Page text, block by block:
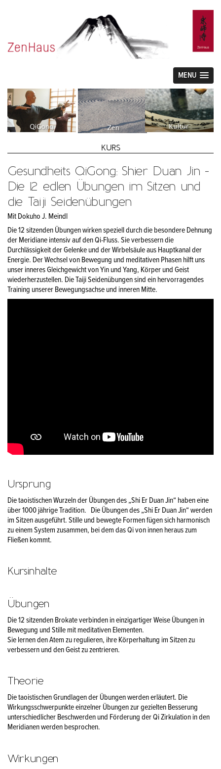
MENU
KURS
Gesundheits QiGong: Shier Duan Jin -
Die 12 edlen Übungen im Sitzen und
die Taiji Seidenübungen
Mit Dokuho J. Meindl
Die 12 sitzenden Übungen wirken speziell durch die besondere Dehnung
der Meridiane intensiv auf den Qi-Fluss. Sie verbessern die
Durchlässigkeit der Gelenke und der Wirbelsäule aus Hauptkanal der
Energie. Der Wechsel von Bewegung und meditativen Phasen hilft uns
unser inneres Gleichgewicht von Yin und Yang, Körper und Geist
wiederherzustellen. Die Taiji Seidenübungen sind ein hervorragendes
Training unserer Bewegungsachse und inneren Mitte.
Ursprung
Die taoistischen Wurzeln der Übungen des „Shi Er Duan Jin“ haben eine
über 1000 jährige Tradition. Die Übungen des „Shi Er Duan Jin“ werden
im Sitzen ausgeführt. Stille und bewegte Formen fügen sich harmonisch
zu einem System zusammen, bei dem das Qi von innen heraus zum
Fließen kommt.
Kursinhalte
Übungen
Die 12 sitzenden Brokate verbinden in einzigartiger Weise Übungen in
Bewegung und Stille mit meditativen Elementen.
Sie lernen den Atem zu regulieren, ihre Körperhaltung im Sitzen zu
verbessern und den Geist zu zentrieren.
Theorie
Die taoistischen Grundlagen der Übungen werden erläutert. Die
Wirkungsschwerpunkte einzelner Übungen zur gezielten Besserung
unterschiedlicher Beschwerden und Förderung der Qi Zirkulation in den
Meridianen werden besprochen.
Wirkungen